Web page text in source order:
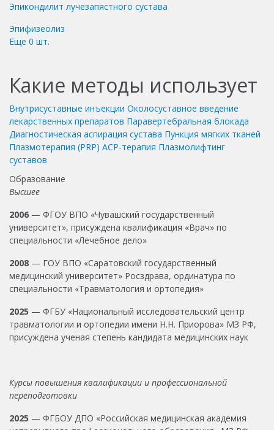
Эпикондилит лучезапястного сустава
Эпифизеолиз
Еще 0 шт.
Какие методы использует
Внутрисуставные инъекции Околосуставное введение
лекарственных препаратов Паравертебральная блокада
Диагностическая аспирация сустава Пункция мягких тканей
Плазмотерапия (PRP) ACP-терапия Плазмолифтинг
суставов
Образование
Высшее
2006 — ФГОУ ВПО «Чувашский государственный
университет», присуждена квалификация «Врач» по
специальности «Лечебное дело»
2008 — ГОУ ВПО «Саратовский государственный
медицинский университет» Росздрава, ординатура по
специальности «Травматология и ортопедия»
2025 — ФГБУ «Национальный исследовательский центр
травматологии и ортопедии имени Н.Н. Приорова» МЗ РФ,
присуждена ученая степень кандидата медицинских наук
Курсы повышения квалификации и профессиональной
переподготовки
2025 — ФГБОУ ДПО «Российская медицинская академия